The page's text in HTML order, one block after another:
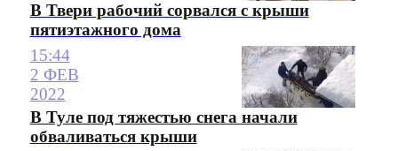
В Твери рабочий сорвался с крыши
пятиэтажного дома
15:44
2 ФЕВ
2022
В Туле под тяжестью снега начали
обваливаться крыши